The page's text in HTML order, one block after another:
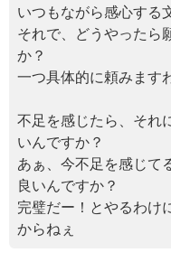
いつもながら感心する
それで、どうやったら
か？
一つ具体的に頼みます
不足を感じたら、それ
いんですか？
あぁ、今不足を感じて
良いんですか？
完璧だー！とやるわけ
からねぇ